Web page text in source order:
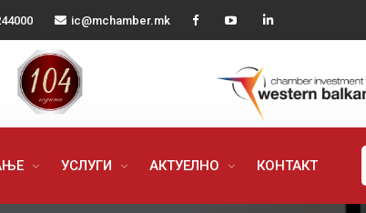
ic@mchamber.mk
УСЛУГИ АКТУЕЛНО КОНТАКТ